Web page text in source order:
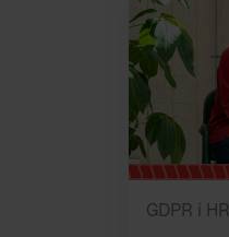
GDPR i HR